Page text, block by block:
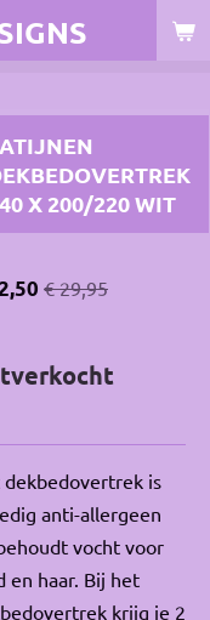
X 200/220 WIT
€ 29,95
dekbedovertrek is
anti-allergeen
vocht voor
en haar. Bij het
krijg je 2